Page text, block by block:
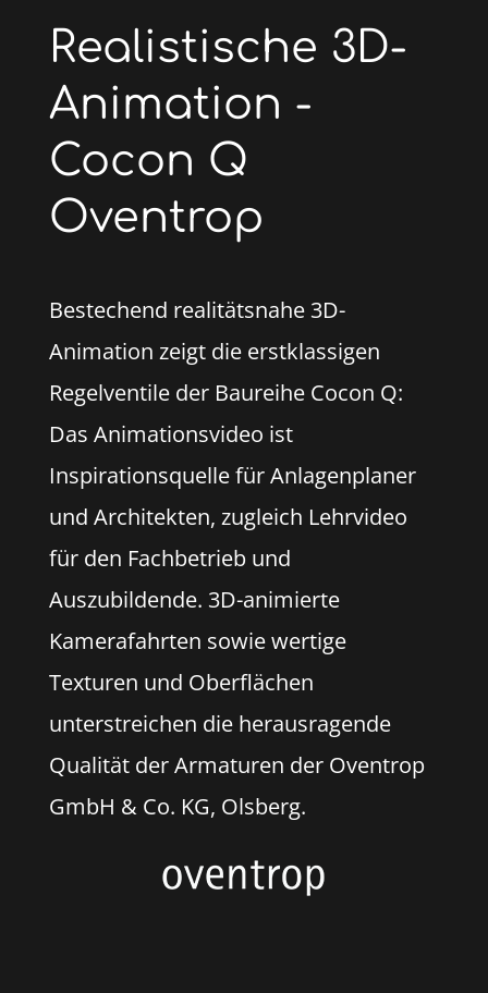
Realistische 3D-
Animation -
Cocon Q
Oventrop
Bestechend realitätsnahe 3D-
Animation zeigt die erstklassigen
Regelventile der Baureihe Cocon Q:
Das Animationsvideo ist
Inspirationsquelle für Anlagenplaner
und Architekten, zugleich Lehrvideo
für den Fachbetrieb und
Auszubildende. 3D-animierte
Kamerafahrten sowie wertige
Texturen und Oberflächen
unterstreichen die herausragende
Qualität der Armaturen der Oventrop
GmbH & Co. KG, Olsberg.